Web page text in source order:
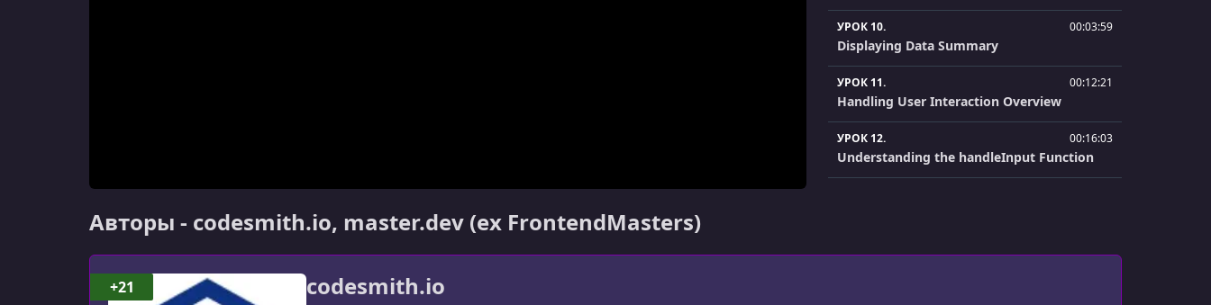
УРОК 10. 00:03:59
Displaying Data Summary
УРОК 11. 00:12:21
Handling User Interaction Overview
УРОК 12. 00:16:03
Understanding the handleInput Function
Авторы - codesmith.io, master.dev (ex FrontendMasters)
codesmith.io
+21